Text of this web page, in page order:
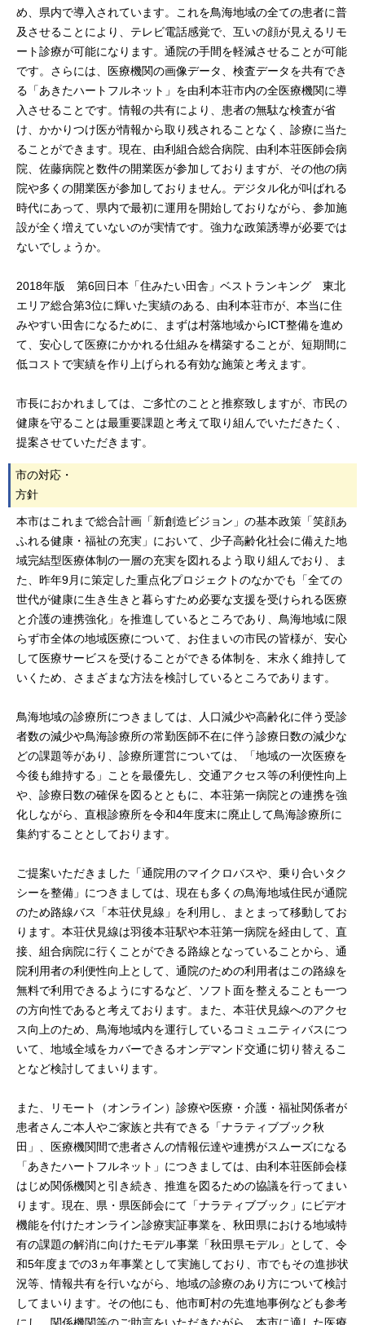
め、県内で導入されています。これを鳥海地域の全ての患者に普
及させることにより、テレビ電話感覚で、互いの顔が見えるリモ
ート診療が可能になります。通院の手間を軽減させることが可能
です。さらには、医療機関の画像データ、検査データを共有でき
る「あきたハートフルネット」を由利本荘市内の全医療機関に導
入させることです。情報の共有により、患者の無駄な検査が省
け、かかりつけ医が情報から取り残されることなく、診療に当た
ることができます。現在、由利組合総合病院、由利本荘医師会病
院、佐藤病院と数件の開業医が参加しておりますが、その他の病
院や多くの開業医が参加しておりません。デジタル化が叫ばれる
時代にあって、県内で最初に運用を開始しておりながら、参加施
設が全く増えていないのが実情です。強力な政策誘導が必要では
ないでしょうか。
2018年版 第6回日本「住みたい田舎」ベストランキング 東北
エリア総合第3位に輝いた実績のある、由利本荘市が、本当に住
みやすい田舎になるために、まずは村落地域からICT整備を進め
て、安心して医療にかかれる仕組みを構築することが、短期間に
低コストで実績を作り上げられる有効な施策と考えます。
市長におかれましては、ご多忙のことと推察致しますが、市民の
健康を守ることは最重要課題と考えて取り組んでいただきたく、
提案させていただきます。
市の対応・
方針
本市はこれまで総合計画「新創造ビジョン」の基本政策「笑顔あ
ふれる健康・福祉の充実」において、少子高齢化社会に備えた地
域完結型医療体制の一層の充実を図れるよう取り組んでおり、ま
た、昨年9月に策定した重点化プロジェクトのなかでも「全ての
世代が健康に生き生きと暮らすため必要な支援を受けられる医療
と介護の連携強化」を推進しているところであり、鳥海地域に限
らず市全体の地域医療について、お住まいの市民の皆様が、安心
して医療サービスを受けることができる体制を、末永く維持して
いくため、さまざまな方法を検討しているところであります。
鳥海地域の診療所につきましては、人口減少や高齢化に伴う受診
者数の減少や鳥海診療所の常勤医師不在に伴う診療日数の減少な
どの課題等があり、診療所運営については、「地域の一次医療を
今後も維持する」ことを最優先し、交通アクセス等の利便性向上
や、診療日数の確保を図るとともに、本荘第一病院との連携を強
化しながら、直根診療所を令和4年度末に廃止して鳥海診療所に
集約することとしております。
ご提案いただきました「通院用のマイクロバスや、乗り合いタク
シーを整備」につきましては、現在も多くの鳥海地域住民が通院
のため路線バス「本荘伏見線」を利用し、まとまって移動してお
ります。本荘伏見線は羽後本荘駅や本荘第一病院を経由して、直
接、組合病院に行くことができる路線となっていることから、通
院利用者の利便性向上として、通院のための利用者はこの路線を
無料で利用できるようにするなど、ソフト面を整えることも一つ
の方向性であると考えております。また、本荘伏見線へのアクセ
ス向上のため、鳥海地域内を運行しているコミュニティバスにつ
いて、地域全域をカバーできるオンデマンド交通に切り替えるこ
となど検討してまいります。
また、リモート（オンライン）診療や医療・介護・福祉関係者が
患者さんご本人やご家族と共有できる「ナラティブブック秋
田」、医療機関間で患者さんの情報伝達や連携がスムーズになる
「あきたハートフルネット」につきましては、由利本荘医師会様
はじめ関係機関と引き続き、推進を図るための協議を行ってまい
ります。現在、県・県医師会にて「ナラティブブック」にビデオ
機能を付けたオンライン診療実証事業を、秋田県における地域特
有の課題の解消に向けたモデル事業「秋田県モデル」として、令
和5年度までの3ヵ年事業として実施しており、市でもその進捗状
況等、情報共有を行いながら、地域の診療のあり方について検討
してまいります。その他にも、他市町村の先進地事例なども参考